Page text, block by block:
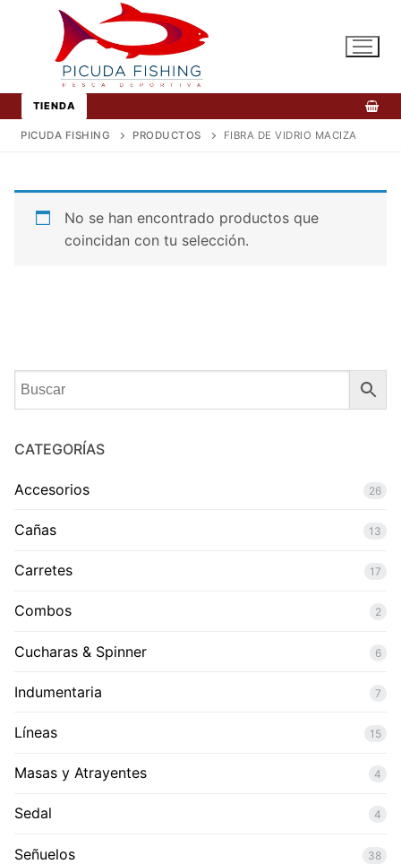
contenido
TIENDA
PICUDA FISHING PRODUCTOS FIBRA DE VIDRIO MACIZA
No se han encontrado productos que
coincidan con tu selección.
CATEGORÍAS
Accesorios 26
Cañas 13
Carretes 17
Combos 2
Cucharas & Spinner 6
Indumentaria 7
Líneas 15
Masas y Atrayentes 4
Sedal 4
Señuelos 38